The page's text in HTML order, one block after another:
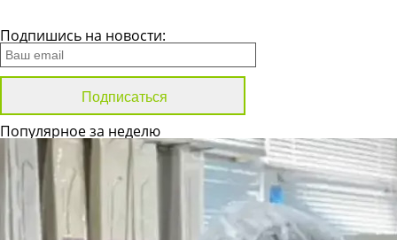
Подпишись на новости:
Популярное за неделю